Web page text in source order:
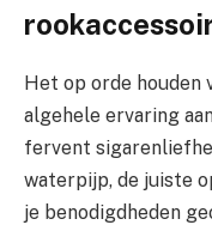
Het op orde houden
algehele ervaring
fervent
waterpijp, de juiste
je benodigdheden